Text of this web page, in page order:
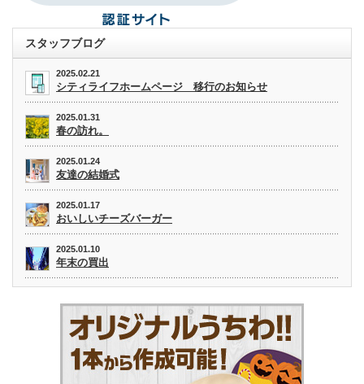
スタッフブログ
2025.02.21
シティライフホームページ 移行のお知らせ
2025.01.31
春の訪れ。
2025.01.24
友達の結婚式
2025.01.17
おいしいチーズバーガー
2025.01.10
年末の買出